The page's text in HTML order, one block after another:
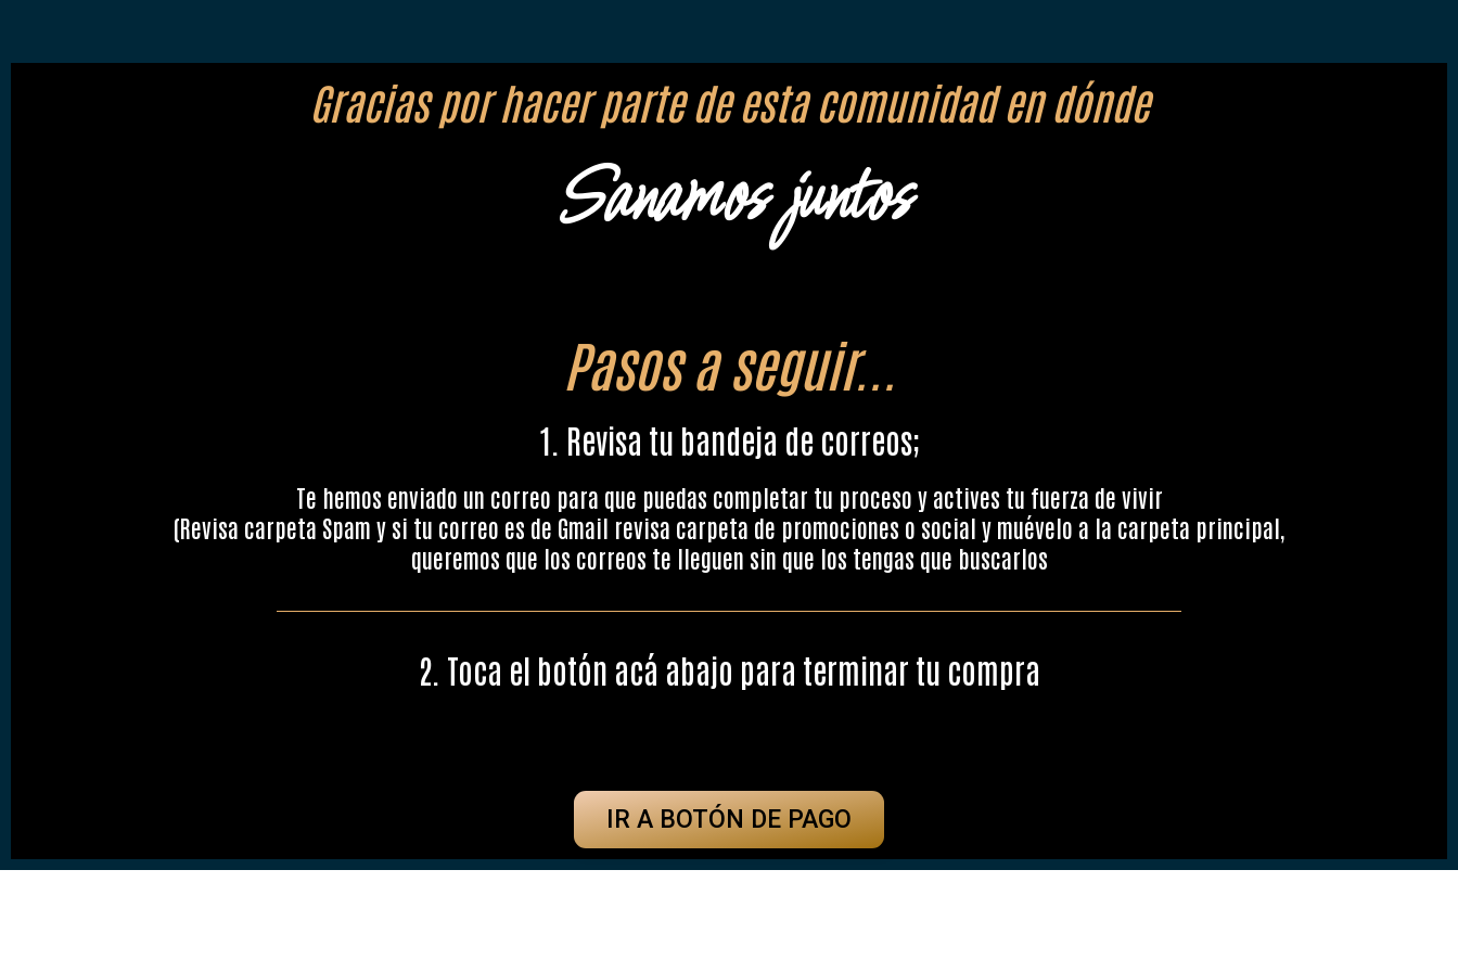
Gracias por hacer parte de esta comunidad en dónde
Sanamos juntos
Pasos a seguir...
1. Revisa tu bandeja de correos;
Te hemos enviado un correo para que puedas completar tu proceso y actives tu fuerza de vivir
(Revisa carpeta Spam y si tu correo es de Gmail revisa carpeta de promociones o social y muévelo a la carpeta principal,
queremos que los correos te lleguen sin que los tengas que buscarlos
2. Toca el botón acá abajo para terminar tu compra
IR A BOTÓN DE PAGO